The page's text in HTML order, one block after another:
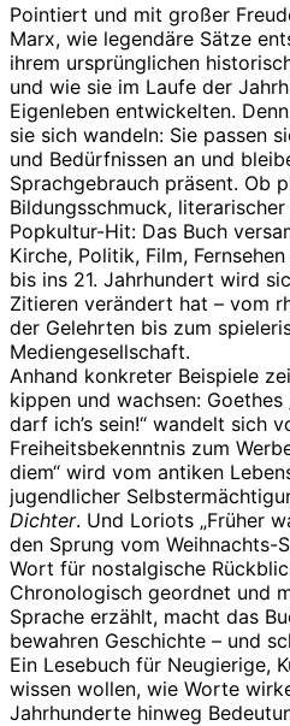
Pointiert und mit großer
Marx, wie legendäre Sätze
ihrem ursprünglichen
und wie sie im Laufe der
Eigenleben entwickelten.
sie sich wandeln: Sie passen
und Bedürfnissen an und
Sprachgebrauch präsent. Ob
Bildungsschmuck,
Popkultur-Hit: Das Buch
Kirche, Politik, Film,
bis ins 21. Jahrhundert wird
Zitieren verändert hat – vom
der Gelehrten bis zum
Mediengesellschaft.
Anhand konkreter Beispiele
kippen und wachsen:
darf ich’s sein!“ wandelt sich
Freiheitsbekenntnis zum
diem“ wird vom antiken
jugendlicher
Dichter. Und Loriots „Früher
den Sprung vom Weihnachts-
Wort für nostalgische
Chronologisch geordnet und
Sprache erzählt, macht das
bewahren Geschichte – und
Ein Lesebuch für Neugierige,
wissen wollen, wie Worte
Jahrhunderte hinweg